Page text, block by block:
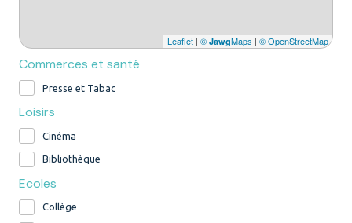
Leaflet | © JawgMaps | © OpenStreetMap
Commerces et santé
Presse et Tabac
Loisirs
Cinéma
Bibliothèque
Ecoles
Collège